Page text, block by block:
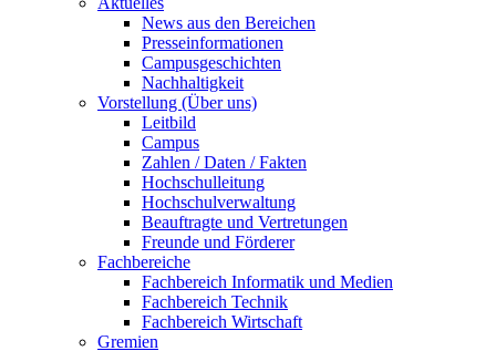
News aus den Bereichen
Presseinformationen
Campusgeschichten
Nachhaltigkeit
Vorstellung (Über uns)
Leitbild
Campus
Zahlen / Daten / Fakten
Hochschulleitung
Hochschulverwaltung
Beauftragte und Vertretungen
Freunde und Förderer
Fachbereiche
Fachbereich Informatik und Medien
Fachbereich Technik
Fachbereich Wirtschaft
Gremien